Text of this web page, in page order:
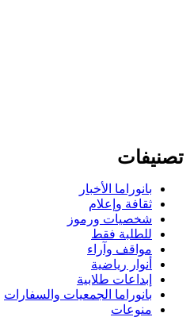
تصنيفات
بانوراما الأخبار
ثقافة وإعلام
شخصيات ورموز
للطلبة فقط
مواقف وآراء
أنوار رياضية
إبداعات طلابية
بانوراما الجمعيات والسفارات
منوعات